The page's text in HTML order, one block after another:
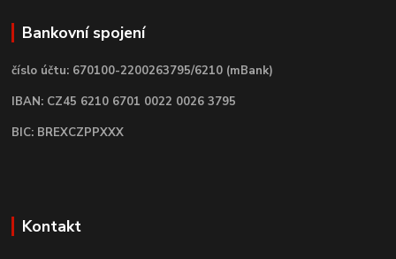
Bankovní spojení
číslo účtu: 670100-2200263795/6210 (mBank)
IBAN: CZ45 6210 6701 0022 0026 3795
BIC: BREXCZPPXXX
Kontakt